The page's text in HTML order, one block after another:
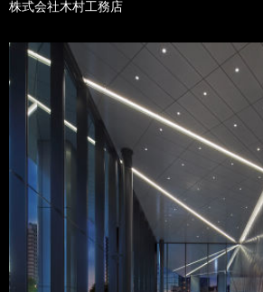
株式会社木村工務店